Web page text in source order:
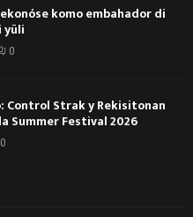
komo embahador di
yüli
0
Control Strak y Rekisitonan
Summer Festival 2026
0